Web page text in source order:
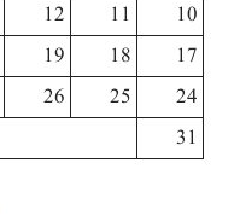
10
11
12
17
18
19
24
25
26
31